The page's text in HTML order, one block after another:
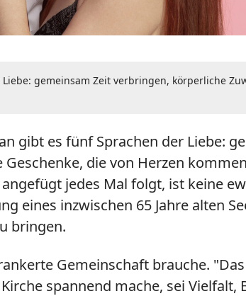
gemeinsam Zeit verbringen, körperliche
gibt es fünf Sprachen der Liebe:
die von Herzen
jedes Mal folgt, ist keine
eines inzwischen 65 Jahre alten
bringen.
Gemeinschaft brauche.
spannend mache, sei Vielfalt,